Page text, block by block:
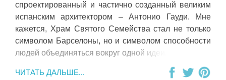
спроектированный и частично созданный великим
испанским архитектором – Антонио Гауди. Мне
кажется, Храм Святого Семейства стал не только
символом Барселоны, но и символом способности
людей объединяться вокруг одной идеи.
ЧИТАТЬ ДАЛЬШЕ...